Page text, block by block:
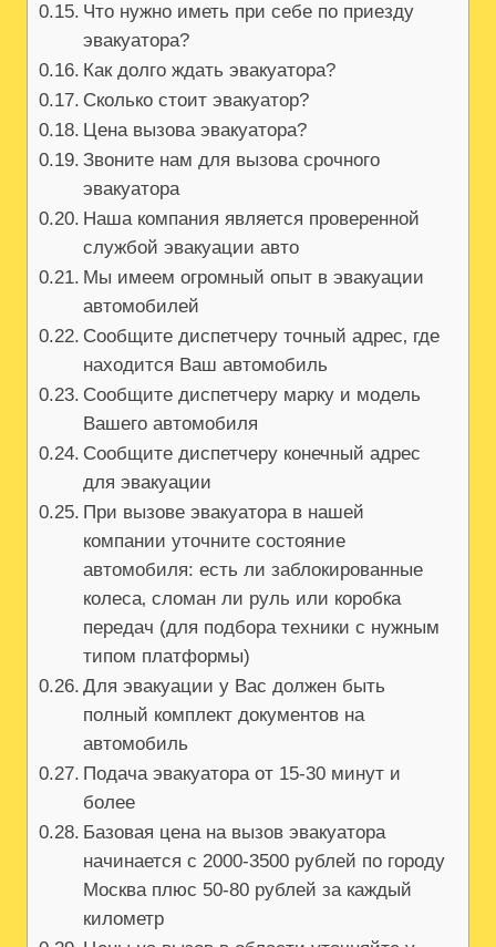
Что нужно иметь при себе по приезду
эвакуатора?
Как долго ждать эвакуатора?
Сколько стоит эвакуатор?
Цена вызова эвакуатора?
Звоните нам для вызова срочного
эвакуатора
Наша компания является проверенной
службой эвакуации авто
Мы имеем огромный опыт в эвакуации
автомобилей
Сообщите диспетчеру точный адрес‚ где
находится Ваш автомобиль
Сообщите диспетчеру марку и модель
Вашего автомобиля
Сообщите диспетчеру конечный адрес
для эвакуации
При вызове эвакуатора в нашей
компании уточните состояние
автомобиля: есть ли заблокированные
колеса‚ сломан ли руль или коробка
передач (для подбора техники с нужным
типом платформы)
Для эвакуации у Вас должен быть
полный комплект документов на
автомобиль
Подача эвакуатора от 15-30 минут и
более
Базовая цена на вызов эвакуатора
начинается с 2000-3500 рублей по городу
Москва плюс 50-80 рублей за каждый
километр